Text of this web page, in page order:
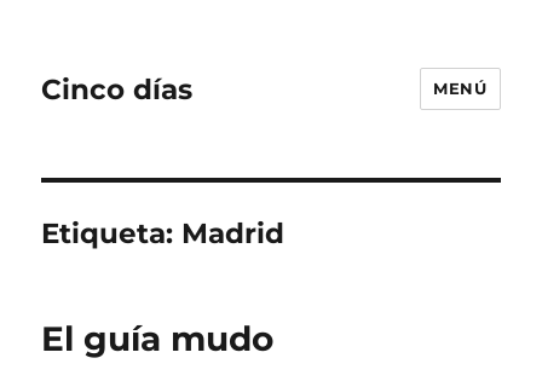
Cinco días MENÚ
Etiqueta: Madrid
El guía mudo